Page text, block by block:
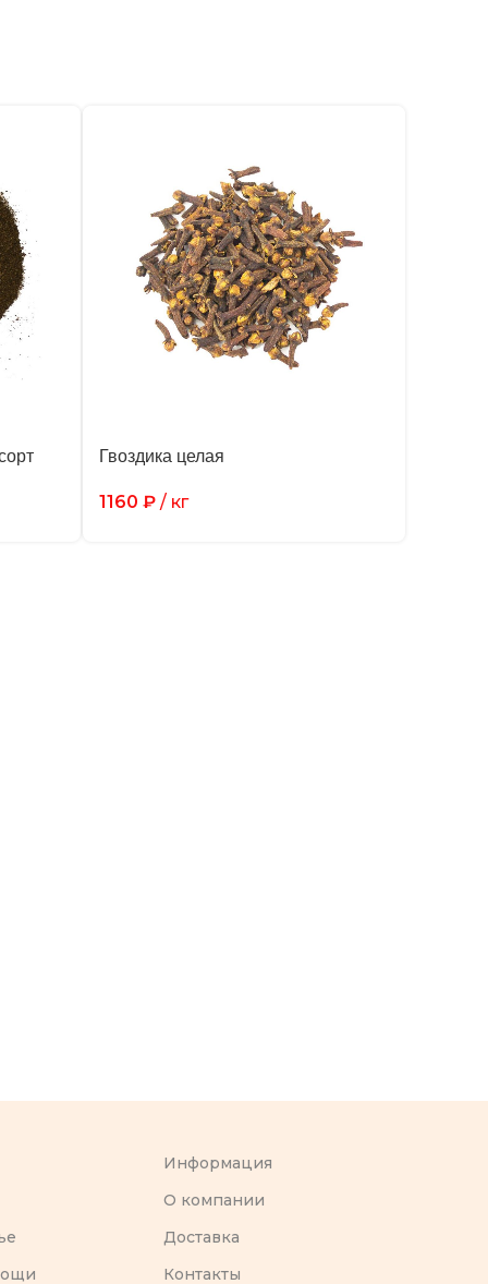
Гвоздика целая
1160 ₽/ кг
Информация
O компании
Доставка
Контакты